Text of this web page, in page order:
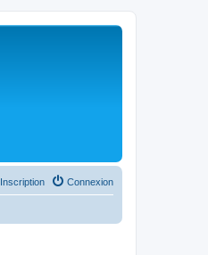
Connexion
Inscription